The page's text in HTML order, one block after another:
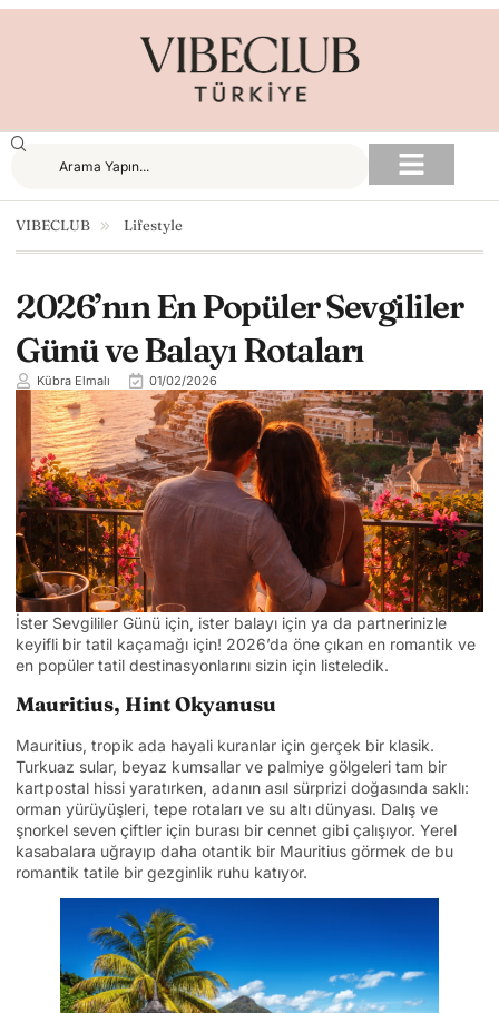
VIBECLUB Lifestyle
2026’nın En Popüler Sevgililer
Günü ve Balayı Rotaları
Kübra Elmalı 01/02/2026
İster Sevgililer Günü için, ister balayı için ya da partnerinizle
keyifli bir tatil kaçamağı için! 2026’da öne çıkan en romantik ve
en popüler tatil destinasyonlarını sizin için listeledik.
Mauritius, Hint Okyanusu
Mauritius, tropik ada hayali kuranlar için gerçek bir klasik.
Turkuaz sular, beyaz kumsallar ve palmiye gölgeleri tam bir
kartpostal hissi yaratırken, adanın asıl sürprizi doğasında saklı:
orman yürüyüşleri, tepe rotaları ve su altı dünyası. Dalış ve
şnorkel seven çiftler için burası bir cennet gibi çalışıyor. Yerel
kasabalara uğrayıp daha otantik bir Mauritius görmek de bu
romantik tatile bir gezginlik ruhu katıyor.